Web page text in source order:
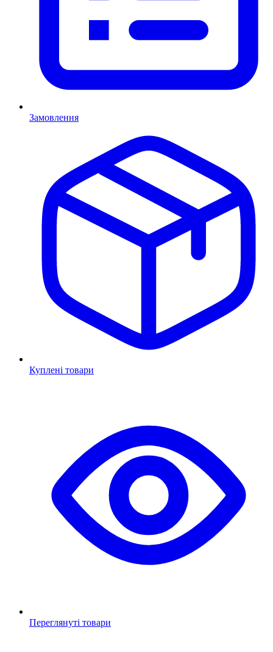
Замовлення
Куплені товари
Переглянуті товари